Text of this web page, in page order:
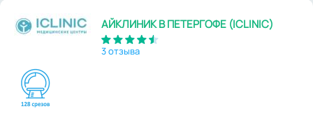
АЙКЛИНИК В ПЕТЕРГОФЕ (ICLINIC)
3 отзыва